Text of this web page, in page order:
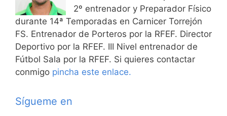
2º entrenador y Preparador Físico
durante 14ª Temporadas en Carnicer Torrejón
FS. Entrenador de Porteros por la RFEF. Director
Deportivo por la RFEF. III Nivel entrenador de
Fútbol Sala por la RFEF. Si quieres contactar
conmigo pincha este enlace.
Sígueme en